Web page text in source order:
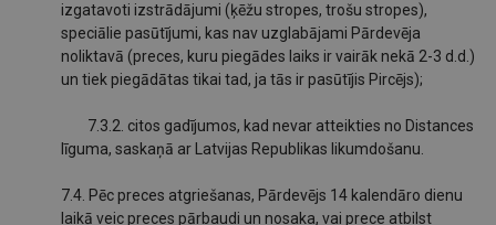
izgatavoti izstrādājumi (ķēžu stropes, trošu stropes),
speciālie pasūtījumi, kas nav uzglabājami Pārdevēja
noliktavā (preces, kuru piegādes laiks ir vairāk nekā 2-3 d.d.)
un tiek piegādātas tikai tad, ja tās ir pasūtījis Pircējs);
7.3.2. citos gadījumos, kad nevar atteikties no Distances
līguma, saskaņā ar Latvijas Republikas likumdošanu.
7.4. Pēc preces atgriešanas, Pārdevējs 14 kalendāro dienu
laikā veic preces pārbaudi un nosaka, vai prece atbilst